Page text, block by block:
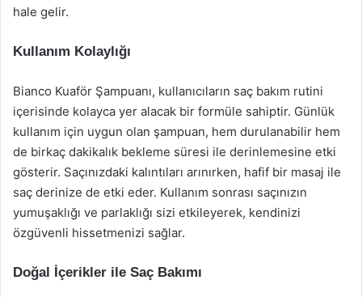
hale gelir.
Kullanım Kolaylığı
Bianco Kuaför Şampuanı, kullanıcıların saç bakım rutini
içerisinde kolayca yer alacak bir formüle sahiptir. Günlük
kullanım için uygun olan şampuan, hem durulanabilir hem
de birkaç dakikalık bekleme süresi ile derinlemesine etki
gösterir. Saçınızdaki kalıntıları arınırken, hafif bir masaj ile
saç derinize de etki eder. Kullanım sonrası saçınızın
yumuşaklığı ve parlaklığı sizi etkileyerek, kendinizi
özgüvenli hissetmenizi sağlar.
Doğal İçerikler ile Saç Bakımı